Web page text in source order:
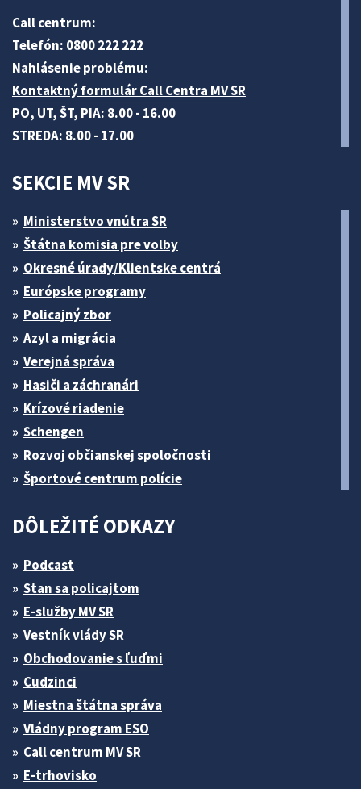
Call centrum:
Telefón: 0800 222 222
Nahlásenie problému:
Kontaktný formulár Call Centra MV SR
PO, UT, ŠT, PIA: 8.00 - 16.00
STREDA: 8.00 - 17.00
SEKCIE MV SR
Ministerstvo vnútra SR
Štátna komisia pre volby
Okresné úrady/Klientske centrá
Európske programy
Policajný zbor
Azyl a migrácia
Verejná správa
Hasiči a záchranári
Krízové riadenie
Schengen
Rozvoj občianskej spoločnosti
Športové centrum polície
DÔLEŽITÉ ODKAZY
Podcast
Stan sa policajtom
E-služby MV SR
Vestník vlády SR
Obchodovanie s ľuďmi
Cudzinci
Miestna štátna správa
Vládny program ESO
Call centrum MV SR
E-trhovisko